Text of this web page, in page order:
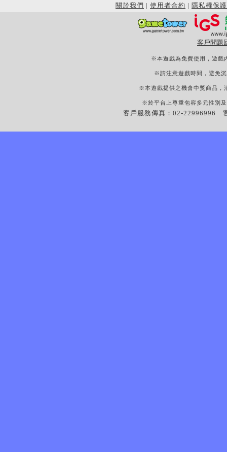
關於我們 | 使用者合約 | 隱私權保護
客戶問題
※本遊戲為免費使用，遊戲
※請注意遊戲時間，避免
※本遊戲提供之機會中獎商品，
※於平台上尊重包容多元性別
客戶服務傳真：02-22996996